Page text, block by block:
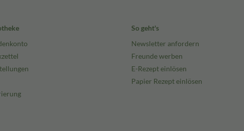
So geht's
Newsletter anfordern
Freunde werben
E-Rezept einlösen
Papier Rezept einlösen